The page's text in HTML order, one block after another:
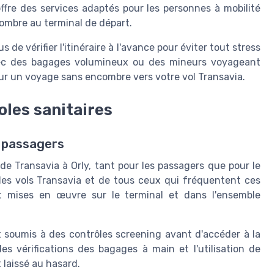
des services adaptés pour les personnes à mobilité
au terminal de départ.
de vérifier l'itinéraire à l'avance pour éviter tout stress
bagages volumineux ou des mineurs voyageant
un voyage sans encombre vers votre vol Transavia.
sanitaires
Transavia à Orly, tant pour les passagers que pour le
vols Transavia et de tous ceux qui fréquentent ces
mises en œuvre sur le terminal et dans l'ensemble
soumis à des contrôles screening avant d'accéder à la
vérifications des bagages à main et l'utilisation de
au hasard.